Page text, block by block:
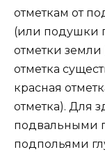
отметкам от
(или подушки
отметки
отметка
красная
отметка). Для
подвальными
подпольями